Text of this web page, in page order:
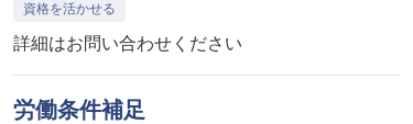
資格を活かせる
詳細はお問い合わせください
労働条件補足